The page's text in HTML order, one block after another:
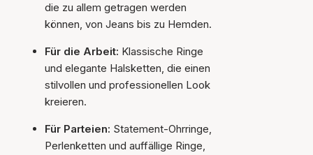
die zu allem getragen werden
können, von Jeans bis zu Hemden.
Für die Arbeit: Klassische Ringe
und elegante Halsketten, die einen
stilvollen und professionellen Look
kreieren.
Für Parteien: Statement-Ohrringe,
Perlenketten und auffällige Ringe,